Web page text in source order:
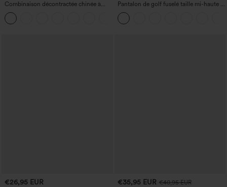
Combinaison décontractée chinée à
bretelles réglables, fronces et jambes
larges, avec poches — facile comme
tout
Pantalon de golf fuselé taille mi-haute à
cordon, ourlet incurvé, séchage rapide,
avec poches — UPF40+
€26,95 EUR €35,95 EUR €40,95 EUR